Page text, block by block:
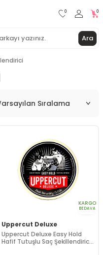
Ara
0 0
KARGO
BEDAVA
Uppercut Deluxe
Uppercut Deluxe Easy Hold
Hafif Tutuşlu Saç Şekillendirici